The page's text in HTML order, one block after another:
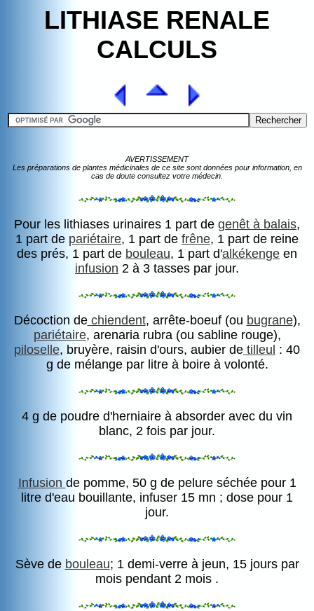
LITHIASE RENALE
CALCULS
AVERTISSEMENT
Les préparations de plantes médicinales de ce site sont données pour information, en
cas de doute consultez votre médecin.
Pour les lithiases urinaires 1 part de genêt à balais,
1 part de pariétaire, 1 part de frêne, 1 part de reine
des prés, 1 part de bouleau, 1 part d'alkékenge en
infusion 2 à 3 tasses par jour.
Décoction dechiendent, arrête-boeuf (ou bugrane),
pariétaire, arenaria rubra (ou sabline rouge),
piloselle, bruyère, raisin d'ours, aubier de tilleul : 40
g de mélange par litre à boire à volonté.
4 g de poudre d'herniaire à absorder avec du vin
blanc, 2 fois par jour.
Infusion de pomme, 50 g de pelure séchée pour 1
litre d'eau bouillante, infuser 15 mn ; dose pour 1
jour.
Sève de bouleau; 1 demi-verre à jeun, 15 jours par
mois pendant 2 mois .